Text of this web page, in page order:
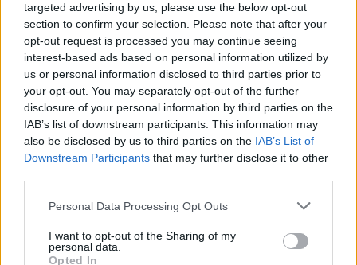
targeted advertising by us, please use the below opt-out
section to confirm your selection. Please note that after your
opt-out request is processed you may continue seeing
interest-based ads based on personal information utilized by
us or personal information disclosed to third parties prior to
your opt-out. You may separately opt-out of the further
disclosure of your personal information by third parties on the
IAB’s list of downstream participants. This information may
also be disclosed by us to third parties on the IAB’s List of
Downstream Participants that may further disclose it to other
Please note that this website/app uses one or more Google
not limited to your visit or usage behaviour. You may click to
grant or deny consent to Google and its third-party tags to
Personal Data Processing Opt Outs
I want to opt-out of the Sharing of my
personal data.
Opted In
Közös megegyezés és végkielégítés: mikor jár pénz a
munkavállalónak?